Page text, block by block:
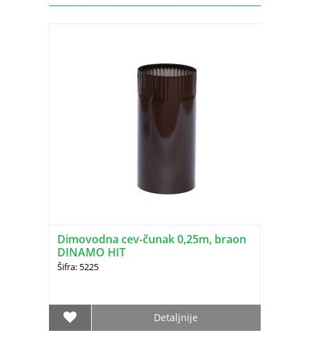
Dimovodna cev-čunak 0,25m, braon
DINAMO HIT
Šifra: 5225
Detaljnije